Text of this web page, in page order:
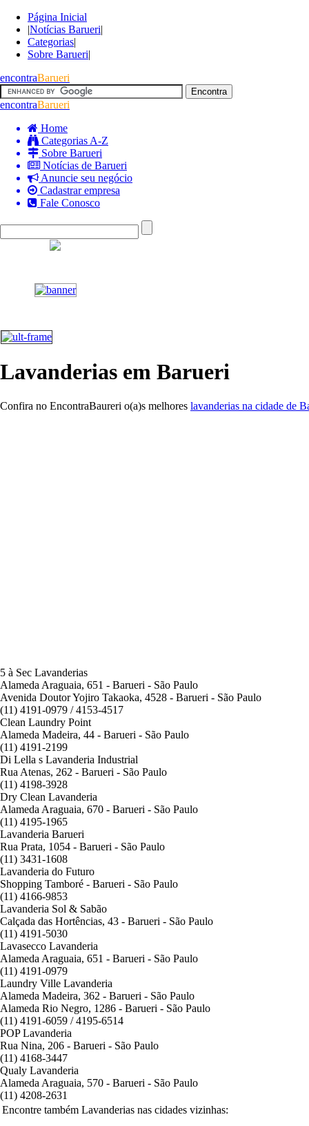
Página Inicial
|Notícias Barueri|
Categorias|
Sobre Barueri|
encontraBarueri
encontraBarueri
Home
Categorias A-Z
Sobre Barueri
Notícias de Barueri
Anuncie seu negócio
Cadastrar empresa
Fale Conosco
Lavanderias em Barueri
Confira no EncontraBaureri o(a)s melhores lavanderias na cidade de
5 à Sec Lavanderias
Alameda Araguaia, 651 - Barueri - São Paulo
Avenida Doutor Yojiro Takaoka, 4528 - Barueri - São Paulo
(11) 4191-0979 / 4153-4517
Clean Laundry Point
Alameda Madeira, 44 - Barueri - São Paulo
(11) 4191-2199
Di Lella s Lavanderia Industrial
Rua Atenas, 262 - Barueri - São Paulo
(11) 4198-3928
Dry Clean Lavanderia
Alameda Araguaia, 670 - Barueri - São Paulo
(11) 4195-1965
Lavanderia Barueri
Rua Prata, 1054 - Barueri - São Paulo
(11) 3431-1608
Lavanderia do Futuro
Shopping Tamboré - Barueri - São Paulo
(11) 4166-9853
Lavanderia Sol & Sabão
Calçada das Hortências, 43 - Barueri - São Paulo
(11) 4191-5030
Lavasecco Lavanderia
Alameda Araguaia, 651 - Barueri - São Paulo
(11) 4191-0979
Laundry Ville Lavanderia
Alameda Madeira, 362 - Barueri - São Paulo
Alameda Rio Negro, 1286 - Barueri - São Paulo
(11) 4191-6059 / 4195-6514
POP Lavanderia
Rua Nina, 206 - Barueri - São Paulo
(11) 4168-3447
Qualy Lavanderia
Alameda Araguaia, 570 - Barueri - São Paulo
(11) 4208-2631
Encontre também Lavanderias nas cidades vizinhas: